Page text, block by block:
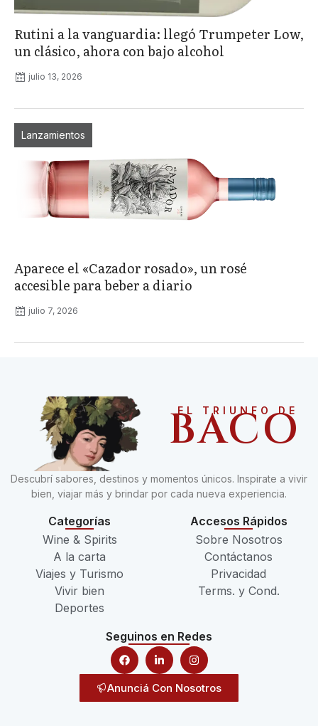
Rutini a la vanguardia: llegó Trumpeter Low,
un clásico, ahora con bajo alcohol
julio 13, 2026
Lanzamientos
Aparece el «Cazador rosado», un rosé
accesible para beber a diario
julio 7, 2026
EL TRIUNFO DE
BACO
Descubrí sabores, destinos y momentos únicos. Inspirate a vivir
bien, viajar más y brindar por cada nueva experiencia.
Categorías
Wine & Spirits
A la carta
Viajes y Turismo
Vivir bien
Deportes
Accesos Rápidos
Sobre Nosotros
Contáctanos
Privacidad
Terms. y Cond.
Seguinos en Redes
Anunciá Con Nosotros